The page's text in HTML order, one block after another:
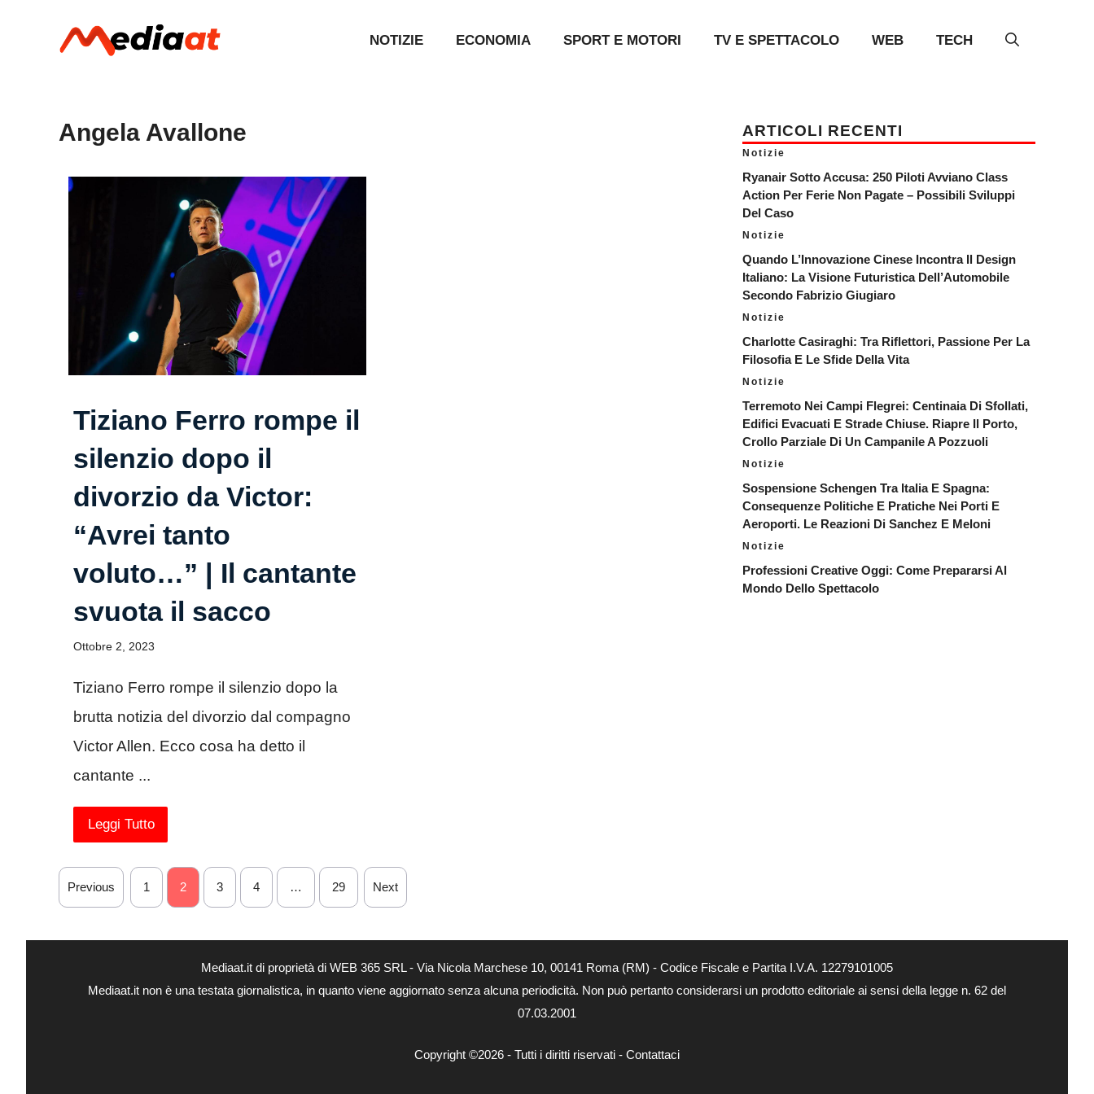
NOTIZIE ECONOMIA SPORT E MOTORI TV E SPETTACOLO WEB TECH
Angela Avallone
Tiziano Ferro rompe il
silenzio dopo il
divorzio da Victor:
“Avrei tanto
voluto…” | Il cantante
svuota il sacco
Ottobre 2, 2023
Tiziano Ferro rompe il silenzio dopo la
brutta notizia del divorzio dal compagno
Victor Allen. Ecco cosa ha detto il
cantante ...
Leggi Tutto
Previous 1 2 3 4 … 29 Next
ARTICOLI RECENTI
Notizie
Ryanair Sotto Accusa: 250 Piloti Avviano Class
Action Per Ferie Non Pagate – Possibili Sviluppi
Del Caso
Notizie
Quando L’Innovazione Cinese Incontra Il Design
Italiano: La Visione Futuristica Dell’Automobile
Secondo Fabrizio Giugiaro
Notizie
Charlotte Casiraghi: Tra Riflettori, Passione Per La
Filosofia E Le Sfide Della Vita
Notizie
Terremoto Nei Campi Flegrei: Centinaia Di Sfollati,
Edifici Evacuati E Strade Chiuse. Riapre Il Porto,
Crollo Parziale Di Un Campanile A Pozzuoli
Notizie
Sospensione Schengen Tra Italia E Spagna:
Consequenze Politiche E Pratiche Nei Porti E
Aeroporti. Le Reazioni Di Sanchez E Meloni
Notizie
Professioni Creative Oggi: Come Prepararsi Al
Mondo Dello Spettacolo
Mediaat.it di proprietà di WEB 365 SRL - Via Nicola Marchese 10, 00141 Roma (RM) - Codice Fiscale e Partita I.V.A. 12279101005
Mediaat.it non è una testata giornalistica, in quanto viene aggiornato senza alcuna periodicità. Non può pertanto considerarsi un prodotto editoriale ai sensi della legge n. 62 del
07.03.2001
Copyright ©2026 - Tutti i diritti riservati - Contattaci